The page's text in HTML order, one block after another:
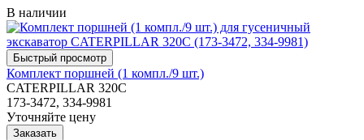
В наличии
Комплект поршней (1 компл./9 шт.)
CATERPILLAR 320C
173-3472, 334-9981
Уточняйте цену